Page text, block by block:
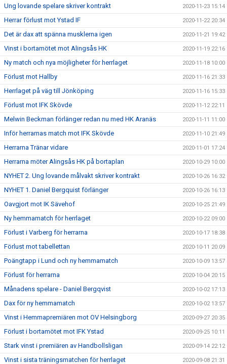
Ung lovande spelare skriver kontrakt 2020-11-23 15:14
Herrar förlust mot Ystad IF 2020-11-22 20:34
Det är dax att spänna musklerna igen 2020-11-21 19:42
Vinst i bortamötet mot Alingsås HK 2020-11-19 22:16
Ny match och nya möjligheter för herrlaget 2020-11-18 10:00
Förlust mot Hallby 2020-11-16 21:33
Herrlaget på väg till Jönköping 2020-11-16 15:33
Förlust mot IFK Skövde 2020-11-12 22:11
Melwin Beckman förlänger redan nu med HK Aranäs 2020-11-11 11:00
Inför herrarnas match mot IFK Skövde 2020-11-10 21:49
Herrarna Tränar vidare 2020-11-01 17:24
Herrarna möter Alingsås HK på bortaplan 2020-10-29 10:00
NYHET 2. Ung lovande målvakt skriver kontrakt 2020-10-26 16:32
NYHET 1. Daniel Bergquist förlänger 2020-10-26 16:13
Oavgjort mot IK Sävehof 2020-10-25 21:49
Ny hemmamatch för herrlaget 2020-10-22 09:00
Förlust i Varberg för herrarna 2020-10-17 18:38
Förlust mot tabellettan 2020-10-11 20:09
Poängtapp i Lund och ny hemmamatch 2020-10-09 13:57
Förlust för herrarna 2020-10-04 20:15
Månadens spelare - Daniel Bergqvist 2020-10-02 17:13
Dax för ny hemmamatch 2020-10-02 13:57
Vinst i Hemmapremiären mot OV Helsingborg 2020-09-27 20:35
Förlust i bortamötet mot IFK Ystad 2020-09-25 10:11
Stark vinst i premiären av Handbollsligan 2020-09-14 22:12
Vinst i sista träningsmatchen för herrlaget 2020-09-08 21:31